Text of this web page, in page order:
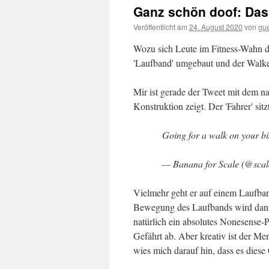
Ganz schön doof:
Veröffentlicht am 24. August 2020 von
Wozu sich Leute im Fitness-Wahn
'Laufband' umgebaut und der
Mir ist gerade der Tweet mit dem
Konstruktion zeigt. Der 'Fahrer'
Going for a walk on your
— Banana for Scale
Vielmehr geht er auf einem
Bewegung des Laufbands wird
natürlich ein absolutes
Gefährt ab. Aber kreativ ist der
wies mich darauf hin, dass es